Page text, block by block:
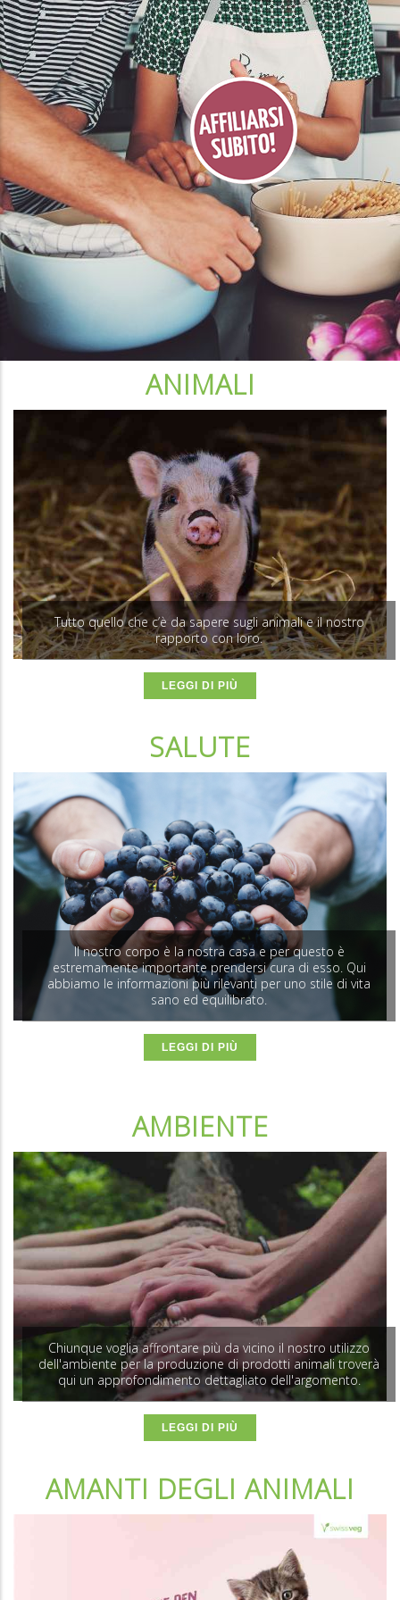
ANIMALI
Tutto quello che c’è da sapere sugli animali e il nostro
rapporto con loro.
LEGGI DI PIÙ
SALUTE
Il nostro corpo è la nostra casa e per questo è
estremamente importante prendersi cura di esso. Qui
abbiamo le informazioni più rilevanti per uno stile di vita
sano ed equilibrato.
LEGGI DI PIÙ
AMBIENTE
Chiunque voglia affrontare più da vicino il nostro utilizzo
dell'ambiente per la produzione di prodotti animali troverà
qui un approfondimento dettagliato dell'argomento.
LEGGI DI PIÙ
AMANTI DEGLI ANIMALI